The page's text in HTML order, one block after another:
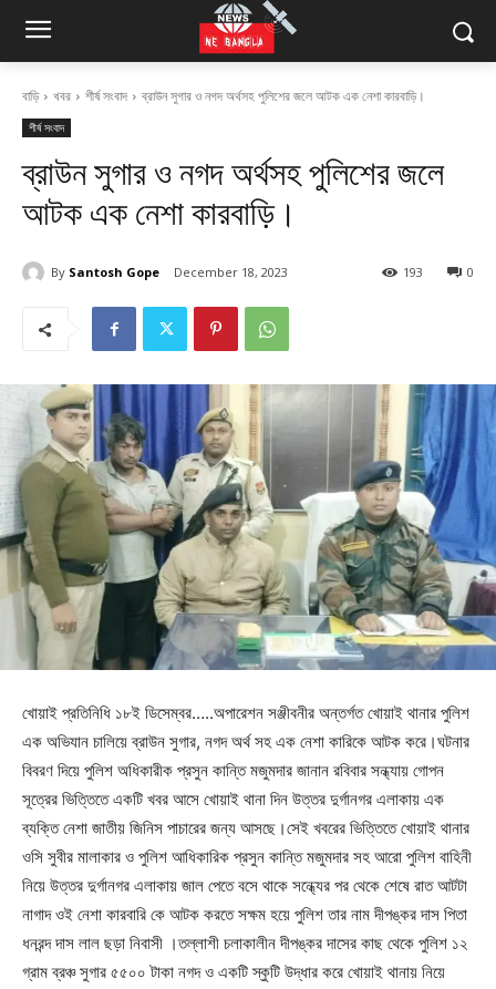
বাড়ি খবর শীর্ষ সংবাদ ব্রাউন সুগার ও নগদ অর্থসহ পুলিশের জলে আটক এক নেশা কারবাড়ি।
শীর্ষ সংবাদ
ব্রাউন সুগার ও নগদ অর্থসহ পুলিশের জলে
আটক এক নেশা কারবাড়ি।
By Santosh Gope December 18, 2023 0
193
খোয়াই প্রতিনিধি ১৮ই ডিসেম্বর…..অপারেশন সঞ্জীবনীর অন্তর্গত খোয়াই থানার পুলিশ
এক অভিযান চালিয়ে ব্রাউন সুগার, নগদ অর্থ সহ এক নেশা কারিকে আটক করে।ঘটনার
বিবরণ দিয়ে পুলিশ অধিকারীক প্রসুন কান্তি মজুমদার জানান রবিবার সন্ধ্যায় গোপন
সূত্রের ভিত্তিতে একটি খবর আসে খোয়াই থানা দিন উত্তর দুর্গানগর এলাকায় এক
ব্যক্তি নেশা জাতীয় জিনিস পাচারের জন্য আসছে।সেই খবরের ভিত্তিতে খোয়াই থানার
ওসি সুবীর মালাকার ও পুলিশ আধিকারিক প্রসুন কান্তি মজুমদার সহ আরো পুলিশ বাহিনী
নিয়ে উত্তর দুর্গানগর এলাকায় জাল পেতে বসে থাকে সন্ধ্যের পর থেকে শেষে রাত আটটা
নাগাদ ওই নেশা কারবারি কে আটক করতে সক্ষম হয়ে পুলিশ তার নাম দীপঙ্কর দাস পিতা
ধনরন্দ দাস লাল ছড়া নিবাসী ।তল্লাশী চলাকালীন দীপঙ্কর দাসের কাছ থেকে পুলিশ ১২
গ্রাম ব্রঞ্চ সুগার ৫৫০০ টাকা নগদ ও একটি স্কুটি উদ্ধার করে খোয়াই থানায় নিয়ে